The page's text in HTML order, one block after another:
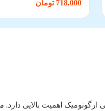
اهمیت بالایی دارد.